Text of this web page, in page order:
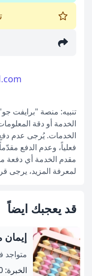
تنبيه: منصة "برايفت
الخدمة أو دقة
الخدمات. يُرجى عدم دفع
فعلياً، وعدم الدفع
مقدم الخدمة أي دفعة
لمعرفة المزيد، يرجى
قد يعجبك ايضاً
إيمان
متواجد
الخبرة: 10 سنة